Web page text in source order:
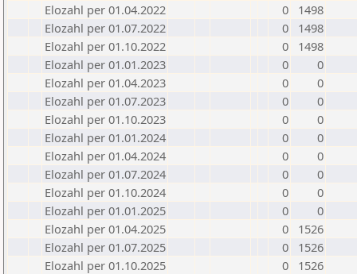
Elozahl per 01.04.2022
0
1498
Elozahl per 01.07.2022
0
1498
Elozahl per 01.10.2022
0
1498
Elozahl per 01.01.2023
0
0
Elozahl per 01.04.2023
0
0
Elozahl per 01.07.2023
0
0
Elozahl per 01.10.2023
0
0
Elozahl per 01.01.2024
0
0
Elozahl per 01.04.2024
0
0
Elozahl per 01.07.2024
0
0
Elozahl per 01.10.2024
0
0
Elozahl per 01.01.2025
0
0
Elozahl per 01.04.2025
0
1526
Elozahl per 01.07.2025
0
1526
Elozahl per 01.10.2025
0
1526